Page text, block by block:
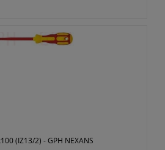
(IZ13/2) - GPH NEXANS